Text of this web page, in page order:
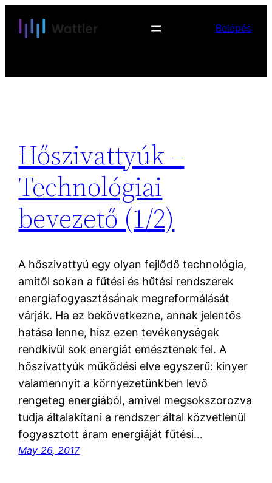
Belépés
Hőszivattyúk –
Technológiai
bevezető (1/2)
A hőszivattyú egy olyan fejlődő technológia,
amitől sokan a fűtési és hűtési rendszerek
energiafogyasztásának megreformálását
várják. Ha ez bekövetkezne, annak jelentős
hatása lenne, hisz ezen tevékenységek
rendkívül sok energiát emésztenek fel. A
hőszivattyúk működési elve egyszerű: kinyer
valamennyit a környezetünkben levő
rengeteg energiából, amivel megsokszorozva
tudja általakítani a rendszer által közvetlenül
fogyasztott áram energiáját fűtési…
May 26, 2017